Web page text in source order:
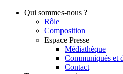
Qui sommes-nous ?
Rôle
Composition
Espace Presse
Médiathèque
Communiqués et
Contact